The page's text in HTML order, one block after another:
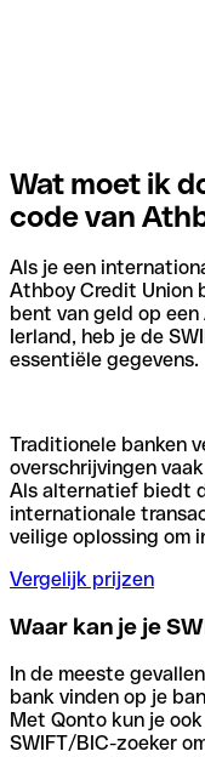
Wat moet ik
code van
Als je een
Athboy Credit Union
bent van geld op
Ierland, heb je de
essentiële gegevens.
Traditionele banken
overschrijvingen
Als alternatief biedt
internationale
veilige oplossing om
Vergelijk prijzen
Waar kan je je
In de meeste
bank vinden op je
Met Qonto kun je
SWIFT/BIC-zoeker